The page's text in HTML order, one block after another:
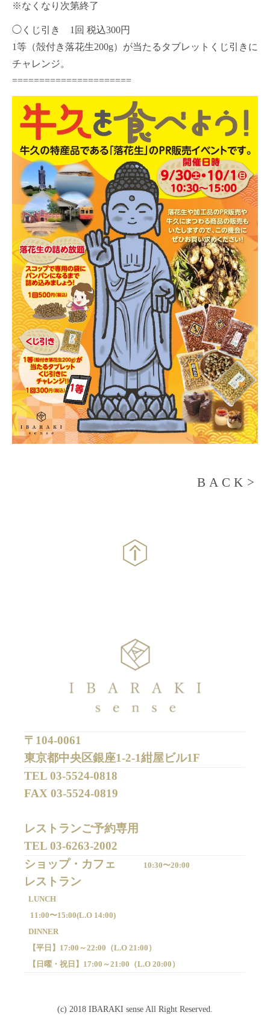
※なくなり次第終了
◯くじ引き 1回 税込300円
1等（殻付き落花生200g）が当たるタブレットくじ引きに
チャレンジ。
======================
BACK>
〒104-0061
東京都中央区銀座1-2-1紺屋ビル1F
TEL 03-5524-0818
FAX 03-5524-0819
レストランご予約専用
TEL 03-6263-2002
ショップ・カフェ
10:30〜20:00
LUNCH
11:00〜15:00(L.O 14:00)
DINNER
【平日】 17:00～22:00（L.O 21:00）
【日曜・祝日】 17:00～21:00（L.O 20:00）
(c) 2018 IBARAKI sense All Right Reserved.